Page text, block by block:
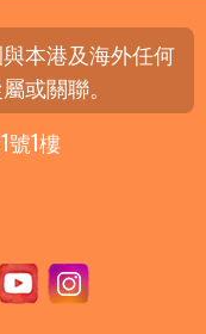
本港及海外任何
或關聯。
號1樓